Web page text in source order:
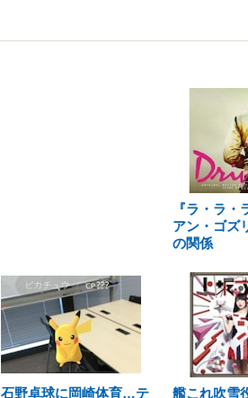
『ラ・ラ・
アン・ゴズ
の関係
石野卓球に岡崎体育…テ
艦これ吹雪